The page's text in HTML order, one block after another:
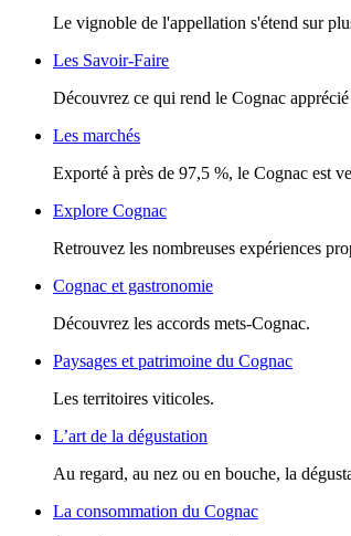
Le vignoble de l'appellation s'étend sur
Les Savoir-Faire
Découvrez ce qui rend le Cognac
Les marchés
Exporté à près de 97,5 %, le Cognac est
Explore Cognac
Retrouvez les nombreuses expériences
Cognac et gastronomie
Découvrez les accords mets-Cognac.
Paysages et patrimoine du Cognac
Les territoires viticoles.
L’art de la dégustation
Au regard, au nez ou en bouche, la
La consommation du Cognac